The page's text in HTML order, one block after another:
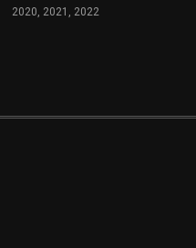
2020, 2021, 2022